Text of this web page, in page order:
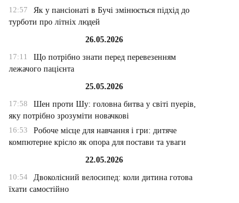
12:57
Як у пансіонаті в Бучі змінюється підхід до
турботи про літніх людей
26.05.2026
17:11
Що потрібно знати перед перевезенням
лежачого пацієнта
25.05.2026
17:58
Шен проти Шу: головна битва у світі пуерів,
яку потрібно зрозуміти новачкові
16:53
Робоче місце для навчання і гри: дитяче
компютерне крісло як опора для постави та уваги
22.05.2026
10:54
Двоколісний велосипед: коли дитина готова
їхати самостійно